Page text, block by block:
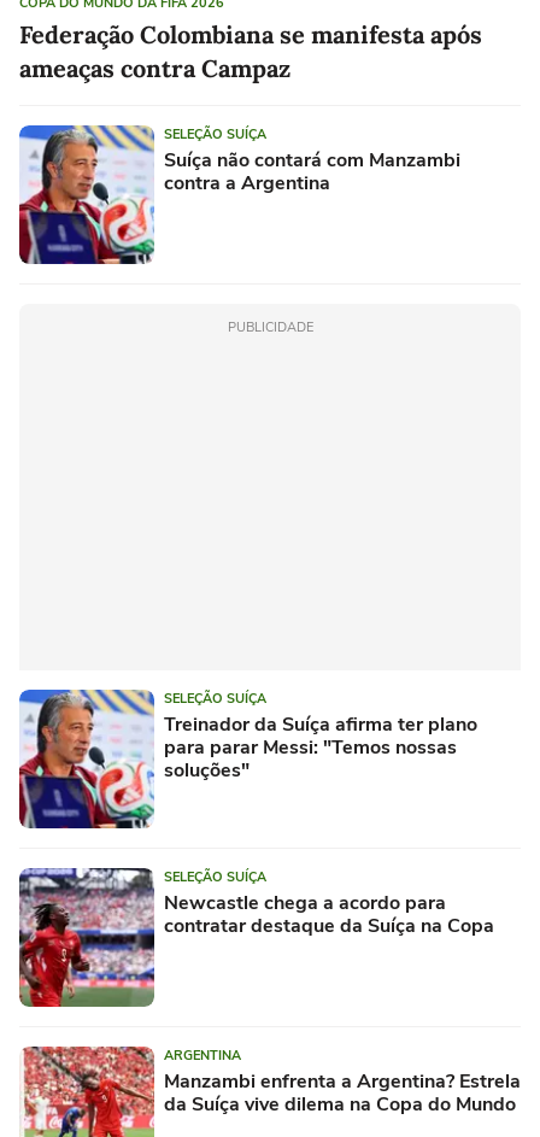
Federação Colombiana se manifesta após
ameaças contra Campaz
SELEÇÃO SUÍÇA
Suíça não contará com Manzambi
contra a Argentina
PUBLICIDADE
SELEÇÃO SUÍÇA
Treinador da Suíça afirma ter plano
para parar Messi: "Temos nossas
soluções"
SELEÇÃO SUÍÇA
Newcastle chega a acordo para
contratar destaque da Suíça na Copa
ARGENTINA
Manzambi enfrenta a Argentina? Estrela
da Suíça vive dilema na Copa do Mundo